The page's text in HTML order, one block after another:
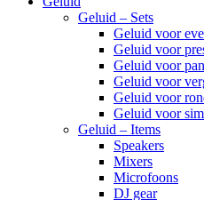
Geluid – Sets
Geluid voor
Geluid voor
Geluid voor
Geluid voor
Geluid voor
Geluid voor
Geluid – Items
Speakers
Mixers
Microfoons
DJ gear